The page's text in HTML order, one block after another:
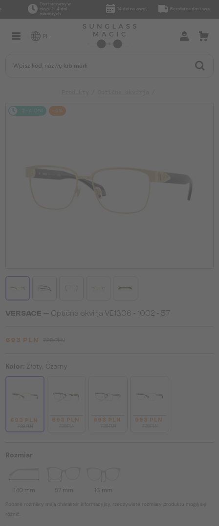
Dostarczymy w
ciągu 2–4 dni
roboczych
14 dni na zwrot Bezpłatna dostawa
PL
2-4 DNI -5%
VERSACE — Optična okvirja VE1306 - ​1002 - ​57
693 PLN
Kolor: Złoty, Czarny
693 PLN 693 PLN 693 PLN 693 PLN
Rozmiar
140 mm 57 mm 16 mm
Podane rozmiary mają charakter informacyjny, rzeczywiste rozmiary produktu mogą się
różnić.